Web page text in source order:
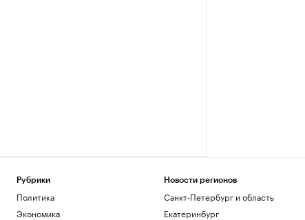
Рубрики
Политика
Экономика
Новости регионов
Санкт-Петербург и область
Екатеринбург